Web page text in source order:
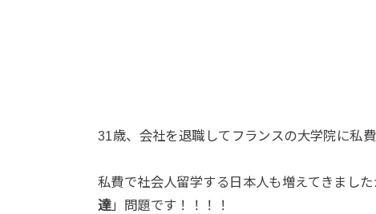
31歳、会社を退職してフランスの大学院に私
私費で社会人留学する日本人も増えてきまし
達」問題です！！！！